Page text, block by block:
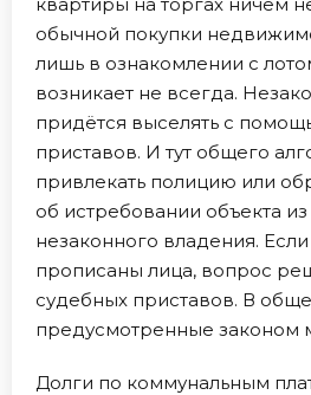
обычной покупки
лишь в ознакомлении с
возникает не всегда.
придётся выселять с
приставов. И тут общего
привлекать полицию или
об истребовании объекта
незаконного владения.
прописаны лица, вопрос
судебных приставов. В
предусмотренные законом
Долги по коммунальным